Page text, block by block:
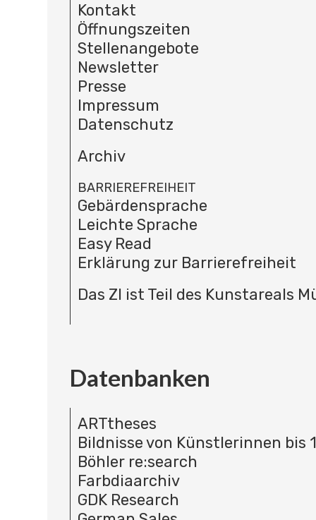
Kontakt
Öffnungszeiten
Stellenangebote
Newsletter
Presse
Impressum
Datenschutz
Archiv
BARRIEREFREIHEIT
Gebärdensprache
Leichte Sprache
Easy Read
Erklärung zur Barrierefreiheit
Das ZI ist Teil des Kunstareals
Datenbanken
ARTtheses
Bildnisse von Künstlerinnen bis
Böhler re:search
Farbdiaarchiv
GDK Research